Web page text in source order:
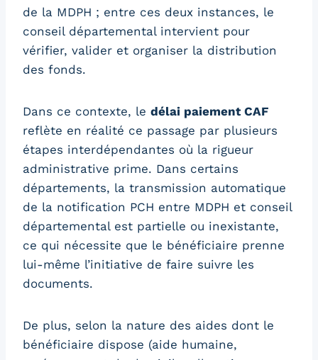
de la MDPH ; entre ces deux instances, le
conseil départemental intervient pour
vérifier, valider et organiser la distribution
des fonds.
Dans ce contexte, le délai paiement CAF
reflète en réalité ce passage par plusieurs
étapes interdépendantes où la rigueur
administrative prime. Dans certains
départements, la transmission automatique
de la notification PCH entre MDPH et conseil
départemental est partielle ou inexistante,
ce qui nécessite que le bénéficiaire prenne
lui-même l’initiative de faire suivre les
documents.
De plus, selon la nature des aides dont le
bénéficiaire dispose (aide humaine,